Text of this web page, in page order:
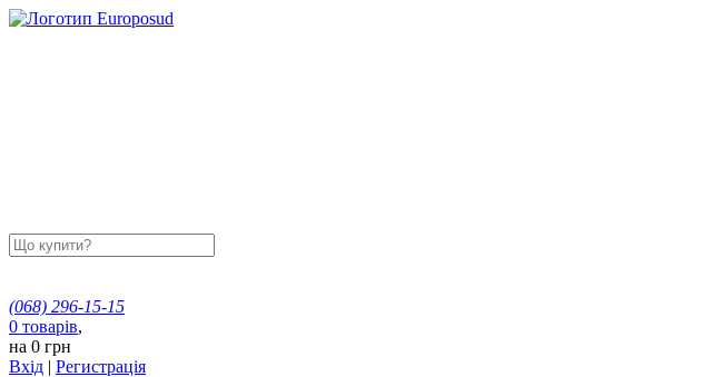
(068) 296-15-15
0 товарів,
на 0 грн
Вхід | Регистрація